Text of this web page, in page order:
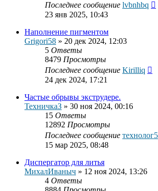
Последнее сообщение lvbnhbq
23 янв 2025, 10:43
Наполнение пигментом
Grigori58 » 20 дек 2024, 12:03
5 Ответы
8479 Просмотры
Последнее сообщение Kirilliq
24 дек 2024, 17:21
Частые обрывы экструдере.
ТехничкаЗ » 30 ноя 2024, 00:16
15 Ответы
12892 Просмотры
Последнее сообщение
15 мар 2025, 08:48
Диспергатор для литья
МихалИваныч » 12 ноя 2024, 13:26
4 Ответы